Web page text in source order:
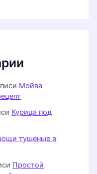
Мойва
Курица под
тушеные в
Простой